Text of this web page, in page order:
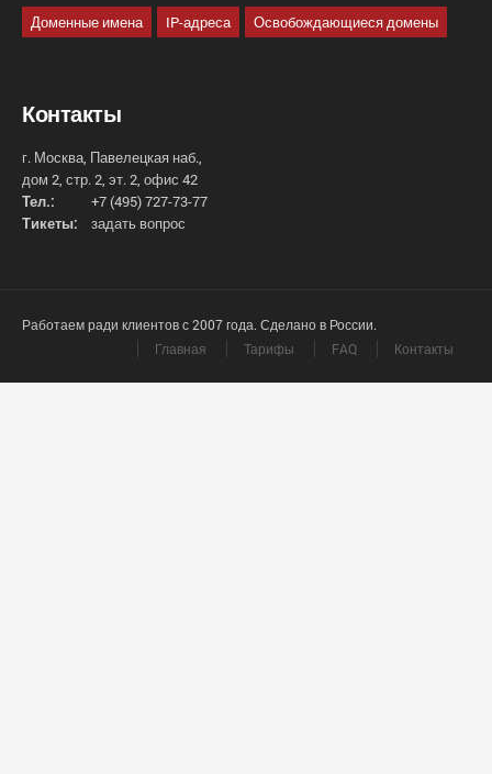
Доменные имена IP-адреса Освобождающиеся домены
Контакты
г. Москва, Павелецкая наб.,
дом 2, стр. 2, эт. 2, офис 42
Тел.:
+7 (495) 727-73-77
Тикеты:
задать вопрос
Работаем ради клиентов с 2007 года. Сделано в России.
Главная
Тарифы FAQ Контакты